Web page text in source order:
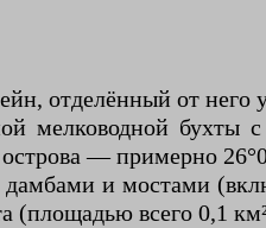
отделённый от
мелководной бухты
— примерно
и мостами
(площадью всего 0,1